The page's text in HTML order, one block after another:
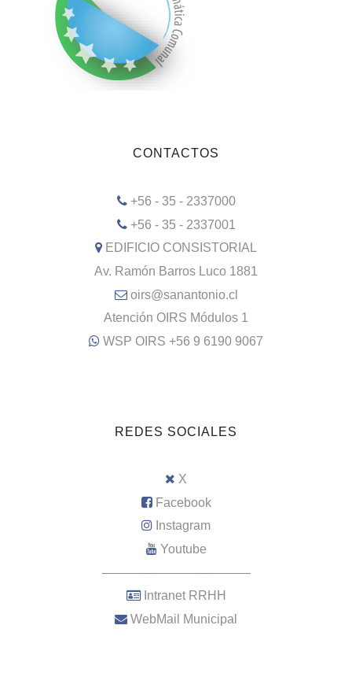
CONTACTOS
+56 - 35 - 2337000
+56 - 35 - 2337001
EDIFICIO CONSISTORIAL
Av. Ramón Barros Luco 1881
oirs@sanantonio.cl
Atención OIRS Módulos 1
WSP OIRS +56 9 6190 9067
REDES SOCIALES
X
Facebook
Instagram
Youtube
–––––––––––––––––––––
Intranet RRHH
WebMail Municipal